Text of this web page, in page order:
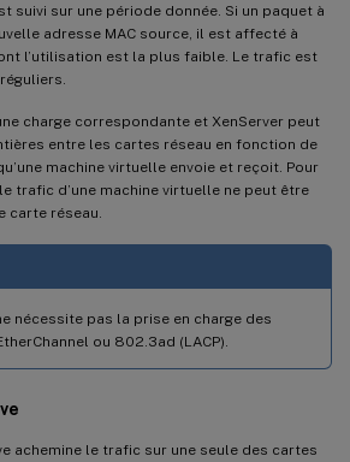
suivi sur une période donnée. Si un paquet à
adresse MAC source, il est affecté à
l’utilisation est la plus faible. Le trafic est
charge correspondante et XenServer peut
entre les cartes réseau en fonction de
machine virtuelle envoie et reçoit. Pour
trafic d’une machine virtuelle ne peut être
carte réseau.
nécessite pas la prise en charge des
ou 802.3ad (LACP).
achemine le trafic sur une seule des cartes